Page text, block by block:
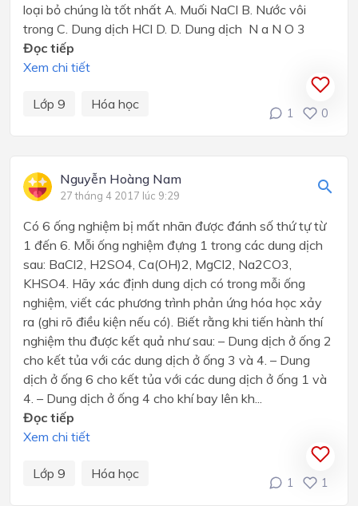
loại bỏ chúng là tốt nhất A. Muối NaCl B. Nước vôi
trong C. Dung dịch HCl D. D. Dung dịch N a N O 3
Đọc tiếp
Xem chi tiết
Lớp 9 Hóa học
1 0
Nguyễn Hoàng Nam
27 tháng 4 2017 lúc 9:29
Có 6 ống nghiệm bị mất nhãn được đánh số thứ tự từ
1 đến 6. Mỗi ống nghiệm đựng 1 trong các dung dịch
sau: BaCl2, H2SO4, Ca(OH)2, MgCl2, Na2CO3,
KHSO4. Hãy xác định dung dịch có trong mỗi ống
nghiệm, viết các phương trình phản ứng hóa học xảy
ra (ghi rõ điều kiện nếu có). Biết rằng khi tiến hành thí
nghiệm thu được kết quả như sau: – Dung dịch ở ống 2
cho kết tủa với các dung dịch ở ống 3 và 4. – Dung
dịch ở ống 6 cho kết tủa với các dung dịch ở ống 1 và
4. – Dung dịch ở ống 4 cho khí bay lên kh...
Đọc tiếp
Xem chi tiết
Lớp 9 Hóa học
1 1